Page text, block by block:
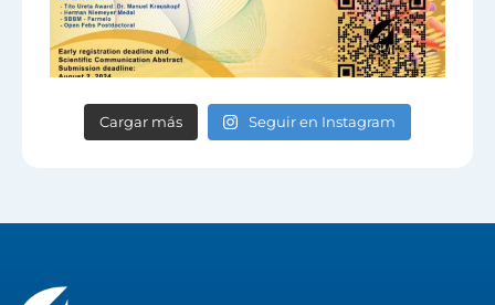
Cargar más Seguir en Instagram